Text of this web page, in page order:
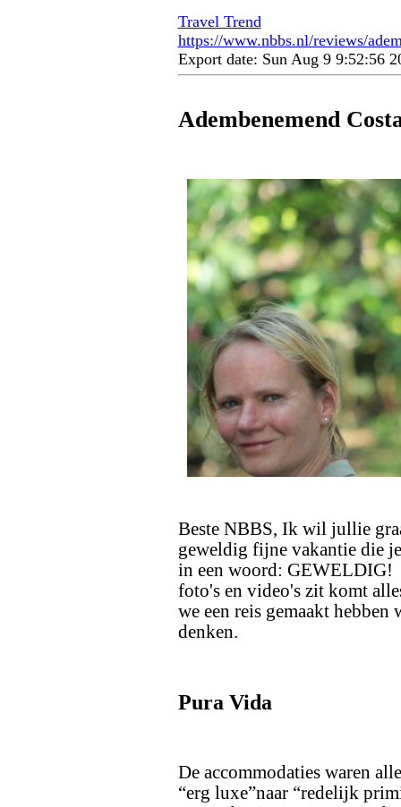
Travel Trend
https://www.nbbs.nl/reviews/
Export date: Sun Aug 9 9:52:56
Adembenemend
Beste NBBS, Ik wil jullie
geweldig fijne vakantie die
in een woord: GEWELDIG!
foto's en video's zit komt
we een reis gemaakt hebben
denken.
Pura Vida
De accommodaties waren
“erg luxe”naar “redelijk